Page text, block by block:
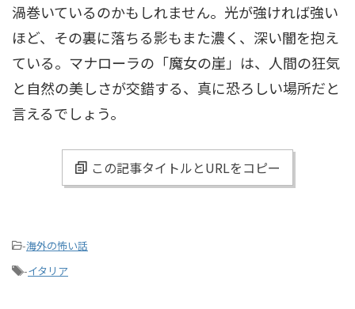
渦巻いているのかもしれません。光が強ければ強い
ほど、その裏に落ちる影もまた濃く、深い闇を抱え
ている。マナローラの「魔女の崖」は、人間の狂気
と自然の美しさが交錯する、真に恐ろしい場所だと
言えるでしょう。
この記事タイトルとURLをコピー
-海外の怖い話
-イタリア